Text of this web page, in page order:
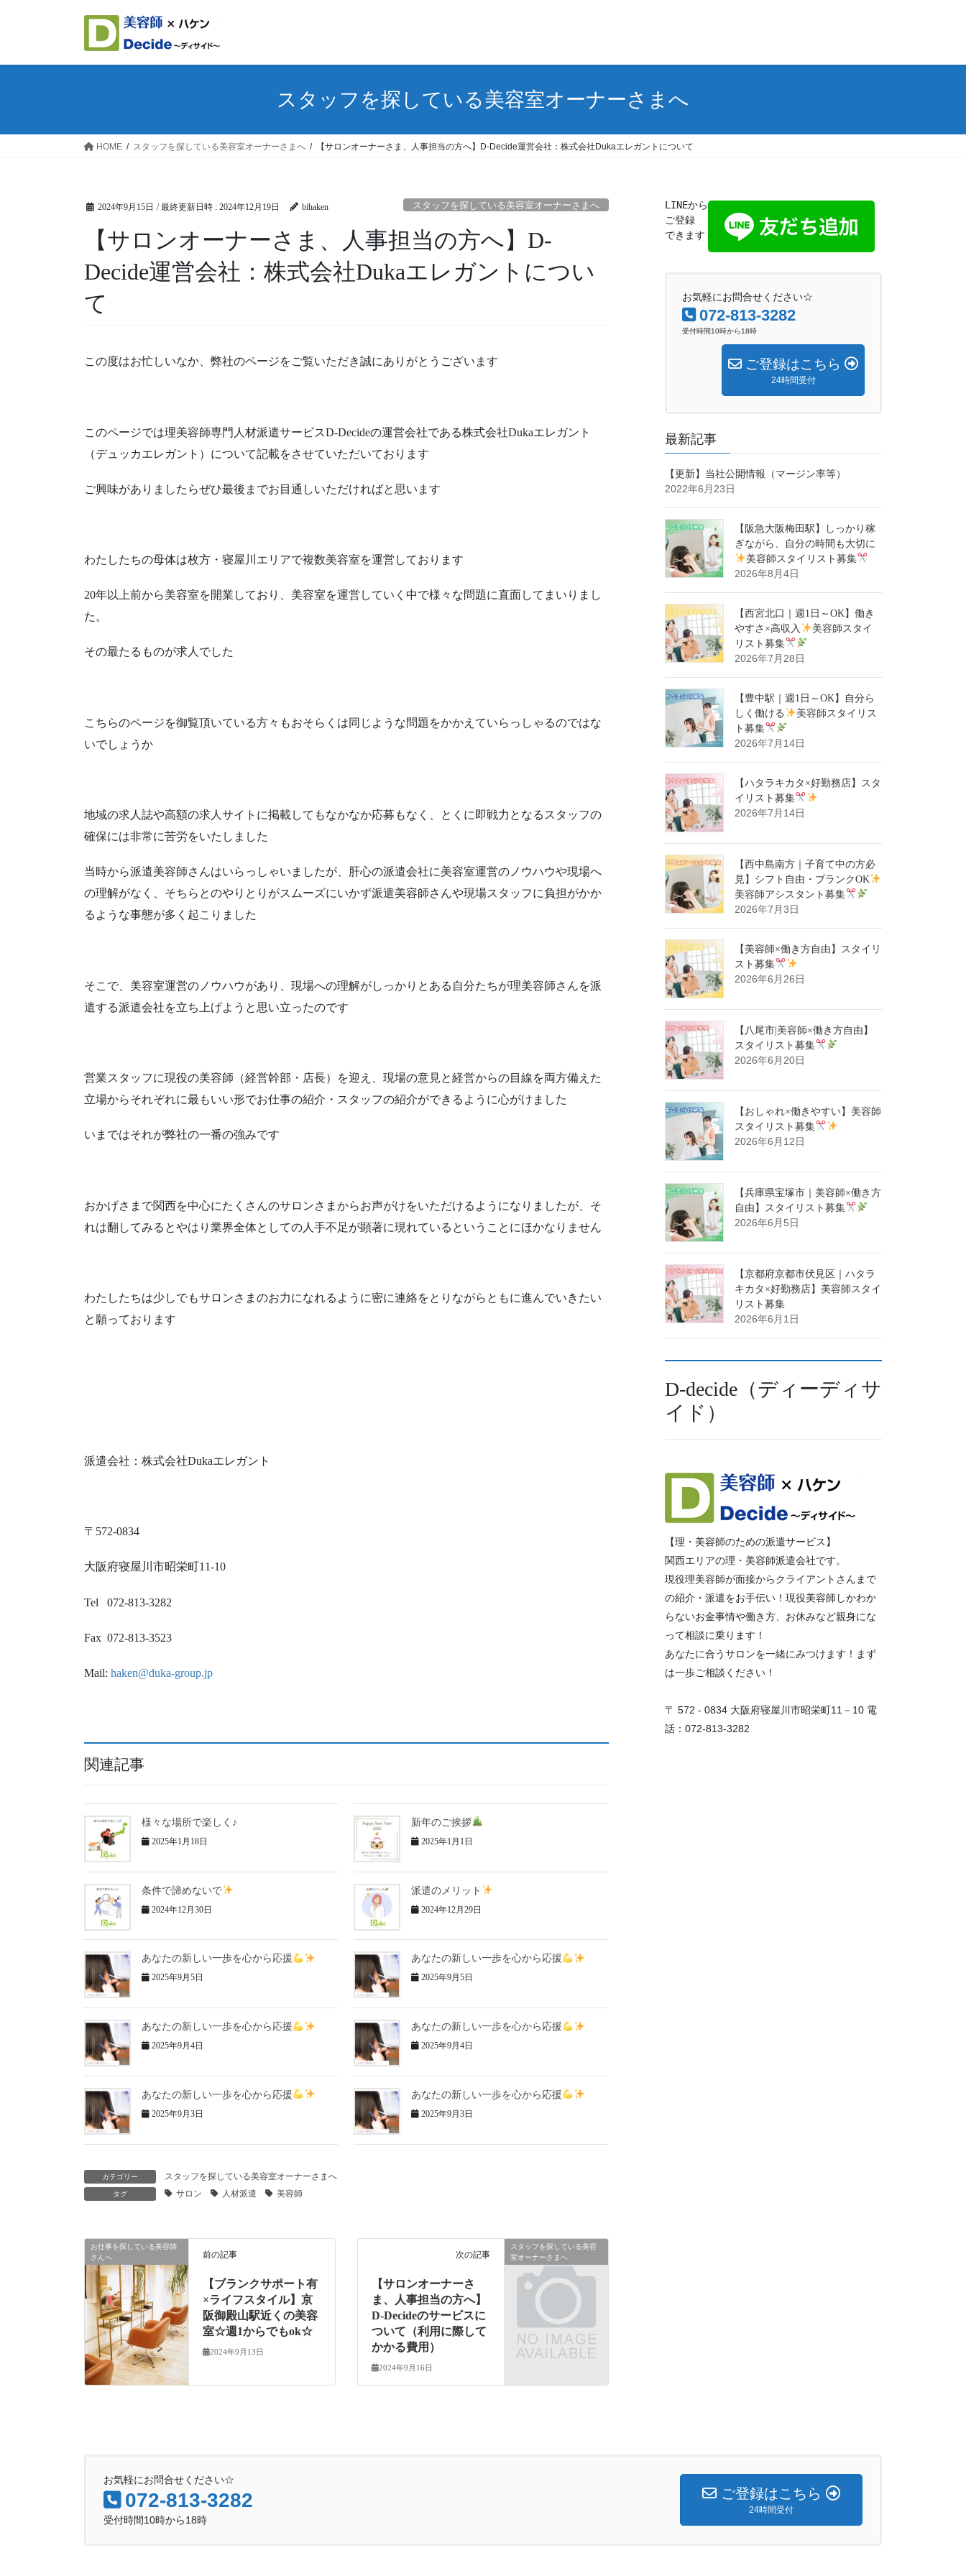
スタッフを探している美容室オーナーさまへ
HOME スタッフを探している美容室オーナーさまへ 【サロンオーナーさま、人事担当の方へ】D-Decide運営会社：株式会社Dukaエレガントについて
2024年9月15日 / 最終更新日時 : 2024年12月19日 bihaken スタッフを探している美容室オーナーさまへ
【サロンオーナーさま、人事担当の方へ】D-
Decide運営会社：株式会社Dukaエレガントについ
て
この度はお忙しいなか、弊社のページをご覧いただき誠にありがとうございます
このページでは理美容師専門人材派遣サービスD-Decideの運営会社である株式会社Dukaエレガント
（デュッカエレガント）について記載をさせていただいております
ご興味がありましたらぜひ最後までお目通しいただければと思います
わたしたちの母体は枚方・寝屋川エリアで複数美容室を運営しております
20年以上前から美容室を開業しており、美容室を運営していく中で様々な問題に直面してまいりまし
た。
その最たるものが求人でした
こちらのページを御覧頂いている方々もおそらくは同じような問題をかかえていらっしゃるのではな
いでしょうか
地域の求人誌や高額の求人サイトに掲載してもなかなか応募もなく、とくに即戦力となるスタッフの
確保には非常に苦労をいたしました
当時から派遣美容師さんはいらっしゃいましたが、肝心の派遣会社に美容室運営のノウハウや現場へ
の理解がなく、そちらとのやりとりがスムーズにいかず派遣美容師さんや現場スタッフに負担がかか
るような事態が多く起こりました
そこで、美容室運営のノウハウがあり、現場への理解がしっかりとある自分たちが理美容師さんを派
遣する派遣会社を立ち上げようと思い立ったのです
営業スタッフに現役の美容師（経営幹部・店長）を迎え、現場の意見と経営からの目線を両方備えた
立場からそれぞれに最もいい形でお仕事の紹介・スタッフの紹介ができるように心がけました
いまではそれが弊社の一番の強みです
おかげさまで関西を中心にたくさんのサロンさまからお声がけをいただけるようになりましたが、そ
れは翻してみるとやはり業界全体としての人手不足が顕著に現れているということにほかなりません
わたしたちは少しでもサロンさまのお力になれるように密に連絡をとりながらともに進んでいきたい
と願っております
派遣会社：株式会社Dukaエレガント
〒572-0834
大阪府寝屋川市昭栄町11-10
Tel 072-813-3282
Fax 072-813-3523
Mail: haken@duka-group.jp
関連記事
様々な場所で楽しく♪
2025年1月18日
新年のご挨拶
2025年1月1日
条件で諦めないで
2024年12月30日
派遣のメリット
2024年12月29日
あなたの新しい一歩を心から応援
2025年9月5日
あなたの新しい一歩を心から応援
2025年9月5日
あなたの新しい一歩を心から応援
2025年9月4日
あなたの新しい一歩を心から応援
2025年9月4日
あなたの新しい一歩を心から応援
2025年9月3日
あなたの新しい一歩を心から応援
2025年9月3日
カテゴリー スタッフを探している美容室オーナーさまへ
タグ サロン 人材派遣 美容師
お仕事を探している美容師
さんへ
前の記事
【ブランクサポート有
×ライフスタイル】京
阪御殿山駅近くの美容
室☆週1からでもok☆
2024年9月13日
スタッフを探している美容
室オーナーさまへ
次の記事
【サロンオーナーさ
ま、人事担当の方へ】
D-Decideのサービスに
ついて（利用に際して
かかる費用）
2024年9月16日
LINEから
ご登録
できます
お気軽にお問合せください☆
072-813-3282
受付時間10時から18時
ご登録はこちら
24時間受付
最新記事
【更新】当社公開情報（マージン率等）
2022年6月23日
【阪急大阪梅田駅】しっかり稼
ぎながら、自分の時間も大切に
美容師スタイリスト募集
2026年8月4日
【西宮北口｜週1日～OK】働き
やすさ×高収入
美容師スタイ
リスト募集
2026年7月28日
【豊中駅｜週1日～OK】自分ら
しく働ける
美容師スタイリス
ト募集
2026年7月14日
【ハタラキカタ×好勤務店】スタ
イリスト募集
2026年7月14日
【西中島南方｜子育て中の方必
見】シフト自由・ブランクOK
美容師アシスタント募集
2026年7月3日
【美容師×働き方自由】スタイリ
スト募集
2026年6月26日
【八尾市|美容師×働き方自由】
スタイリスト募集
2026年6月20日
【おしゃれ×働きやすい】美容師
スタイリスト募集
2026年6月12日
【兵庫県宝塚市｜美容師×働き方
自由】スタイリスト募集
2026年6月5日
【京都府京都市伏見区｜ハタラ
キカタ×好勤務店】美容師スタイ
リスト募集
2026年6月1日
D-decide（ディーディサ
イド）
【理・美容師のための派遣サービス】
関西エリアの理・美容師派遣会社です。
現役理美容師が面接からクライアントさんまで
の紹介・派遣をお手伝い！現役美容師しかわか
らないお金事情や働き方、お休みなど親身にな
って相談に乗ります！
あなたに合うサロンを一緒にみつけます！まず
は一歩ご相談ください！
〒 572 - 0834 大阪府寝屋川市昭栄町11－10 電
話：072-813-3282
お気軽にお問合せください☆
072-813-3282
受付時間10時から18時
ご登録はこちら
24時間受付